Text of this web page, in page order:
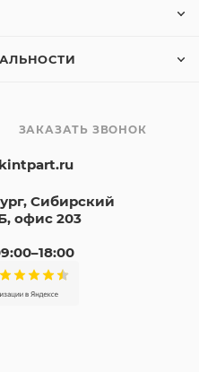
ЗАКАЗАТЬ ЗВОНОК
Сибирский
офис 203